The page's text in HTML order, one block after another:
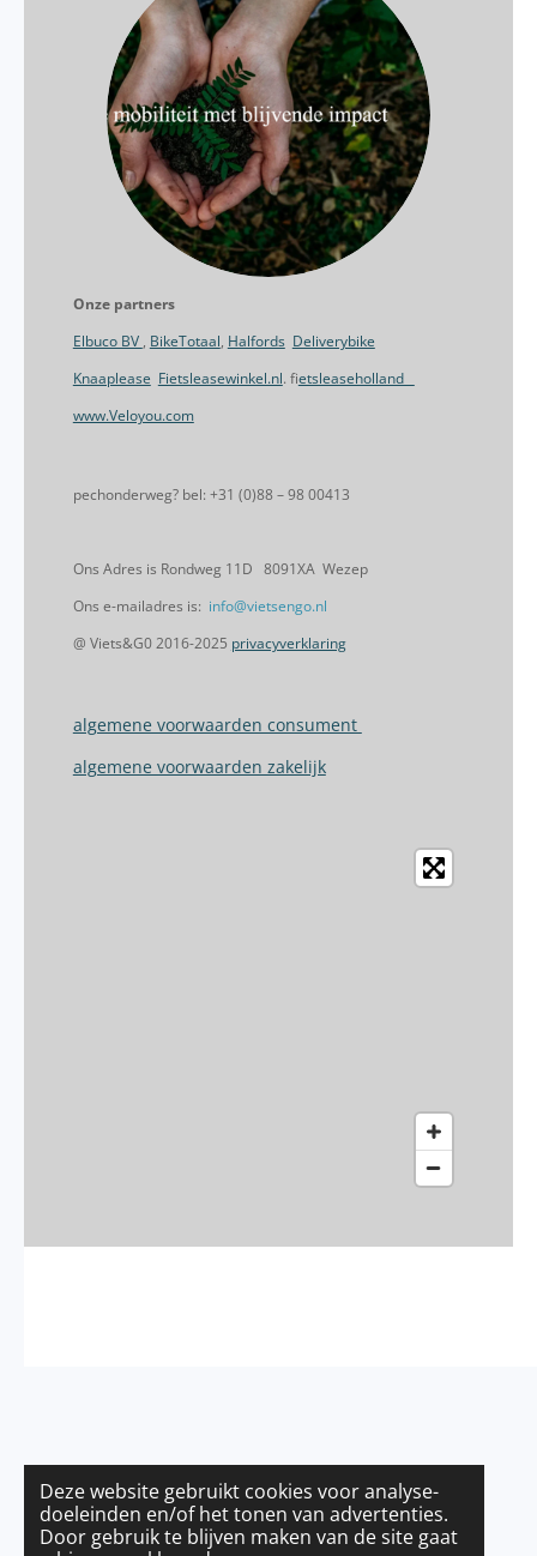
Deze website gebruikt cookies voor analyse-
doeleinden en/of het tonen van advertenties.
Door gebruik te blijven maken van de site gaat
Onze partners
Elbuco BV , BikeTotaal, Halfords Deliverybike
Knaaplease Fietsleasewinkel.nl. fietsleaseholland
www.Veloyou.com
pechonderweg? bel: +31 (0)88 – 98 00413
Ons Adres is Rondweg 11D 8091XA Wezep
Ons e-mailadres is: info@vietsengo.nl
@ Viets&G0 2016-2025 privacyverklaring
algemene voorwaarden consument
algemene voorwaarden zakelijk